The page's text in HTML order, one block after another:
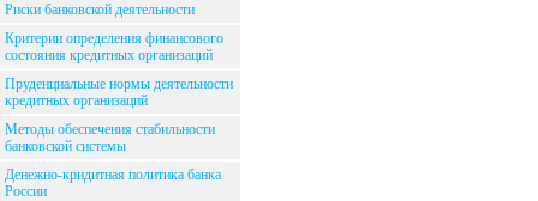
Риски банковской деятельности
Критерии определения финансового
состояния кредитных организаций
Пруденциальные нормы деятельности
кредитных организаций
Методы обеспечения стабильности
банковской системы
Денежно-кридитная политика банка
России